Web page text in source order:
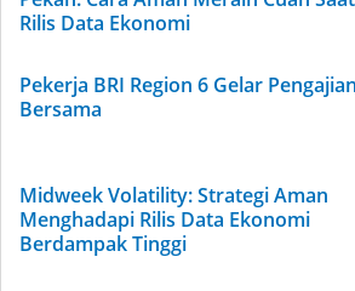
Rilis Data Ekonomi
Pekerja BRI Region 6 Gelar Pengajian
Bersama
Midweek Volatility: Strategi Aman
Menghadapi Rilis Data Ekonomi
Berdampak Tinggi